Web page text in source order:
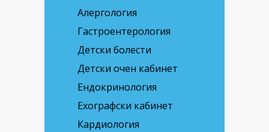
Алергология
Гастроентерология
Детски болести
Детски очен кабинет
Ендокринология
Ехографски кабинет
Кардиология